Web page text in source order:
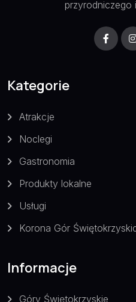
przyrodniczego
Kategorie
Atrakcje
Noclegi
Gastronomia
Produkty lokalne
Usługi
Korona Gór
Informacje
Góry Świętokrzyskie